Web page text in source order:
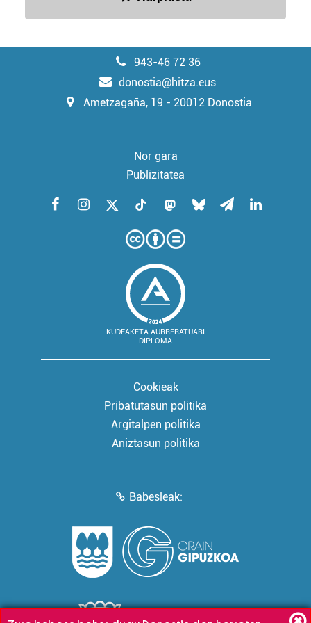
erabiltzeko baimen esplizitua ematen diguzu.Gehiago
943-46 72 36
donostia@hitza.eus
Ametzagaña, 19 - 20012 Donostia
Nor gara
Publizitatea
KUDEAKETA AURRERATUARI
DIPLOMA
Cookieak
Pribatutasun politika
Argitalpen politika
Aniztasun politika
Babesleak: